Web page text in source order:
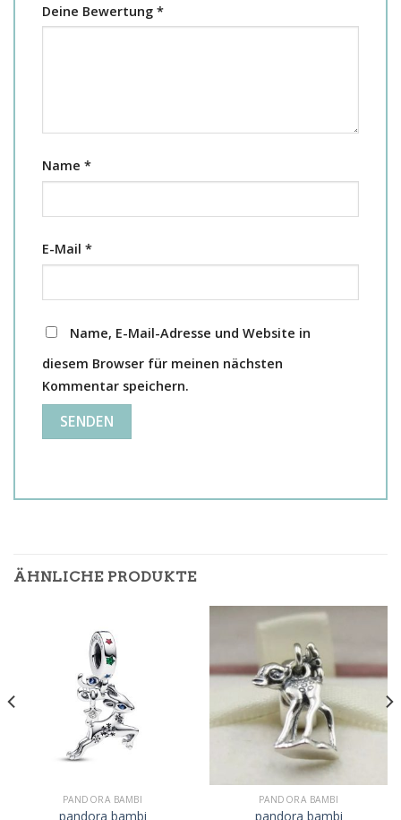
Deine Bewertung *
Name *
E-Mail *
Name, E-Mail-Adresse und Website in
diesem Browser für meinen nächsten
Kommentar speichern.
ÄHNLICHE PRODUKTE
PANDORA BAMBI
pandora bambi
PANDORA BAMBI
pandora bambi